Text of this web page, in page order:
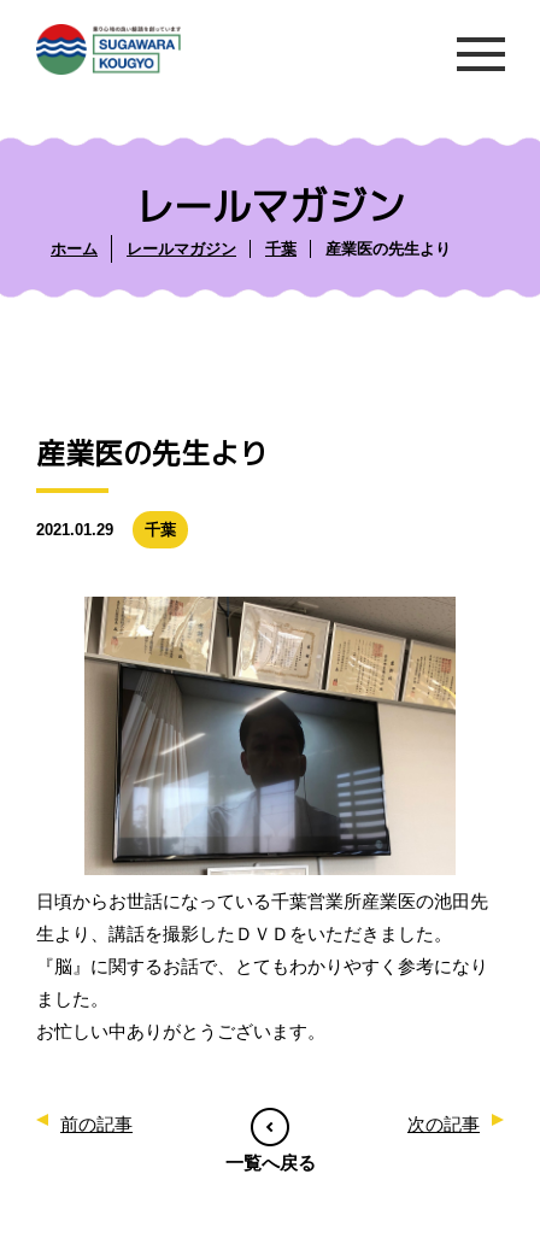
レールマガジン
ホーム レールマガジン 千葉 産業医の先生より
産業医の先生より
2021.01.29 千葉
日頃からお世話になっている千葉営業所産業医の池田先
生より、講話を撮影したＤＶＤをいただきました。
『脳』に関するお話で、とてもわかりやすく参考になり
ました。
お忙しい中ありがとうございます。
前の記事
一覧へ戻る
次の記事